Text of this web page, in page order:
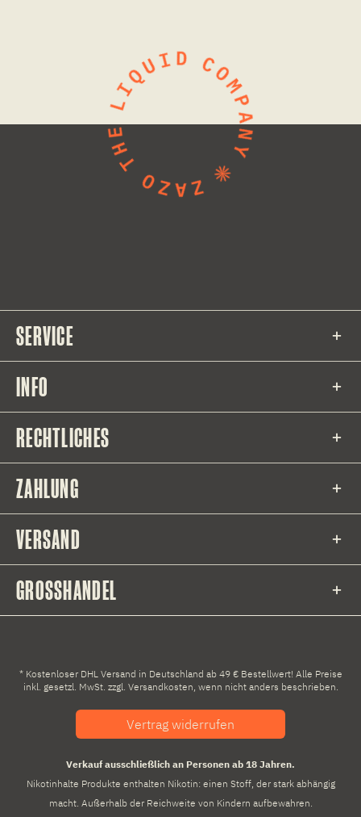
SERVICE
INFO
RECHTLICHES
ZAHLUNG
VERSAND
GROSSHANDEL
* Kostenloser DHL Versand in Deutschland ab 49 € Bestellwert! Alle Preise
inkl. gesetzl. MwSt. zzgl. Versandkosten, wenn nicht anders beschrieben.
Vertrag widerrufen
Verkauf ausschließlich an Personen ab 18 Jahren.
Nikotinhalte Produkte enthalten Nikotin: einen Stoff, der stark abhängig
macht. Außerhalb der Reichweite von Kindern aufbewahren.